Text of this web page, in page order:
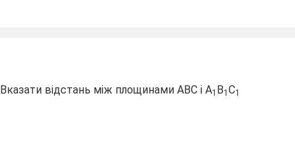
Вказати відстань між площинами АВС і А1 В1С1